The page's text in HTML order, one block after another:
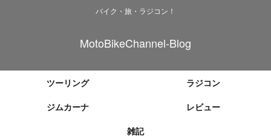
バイク・旅・ラジコン！
MotoBikeChannel-Blog
ツーリング
ラジコン
ジムカーナ
レビュー
雑記